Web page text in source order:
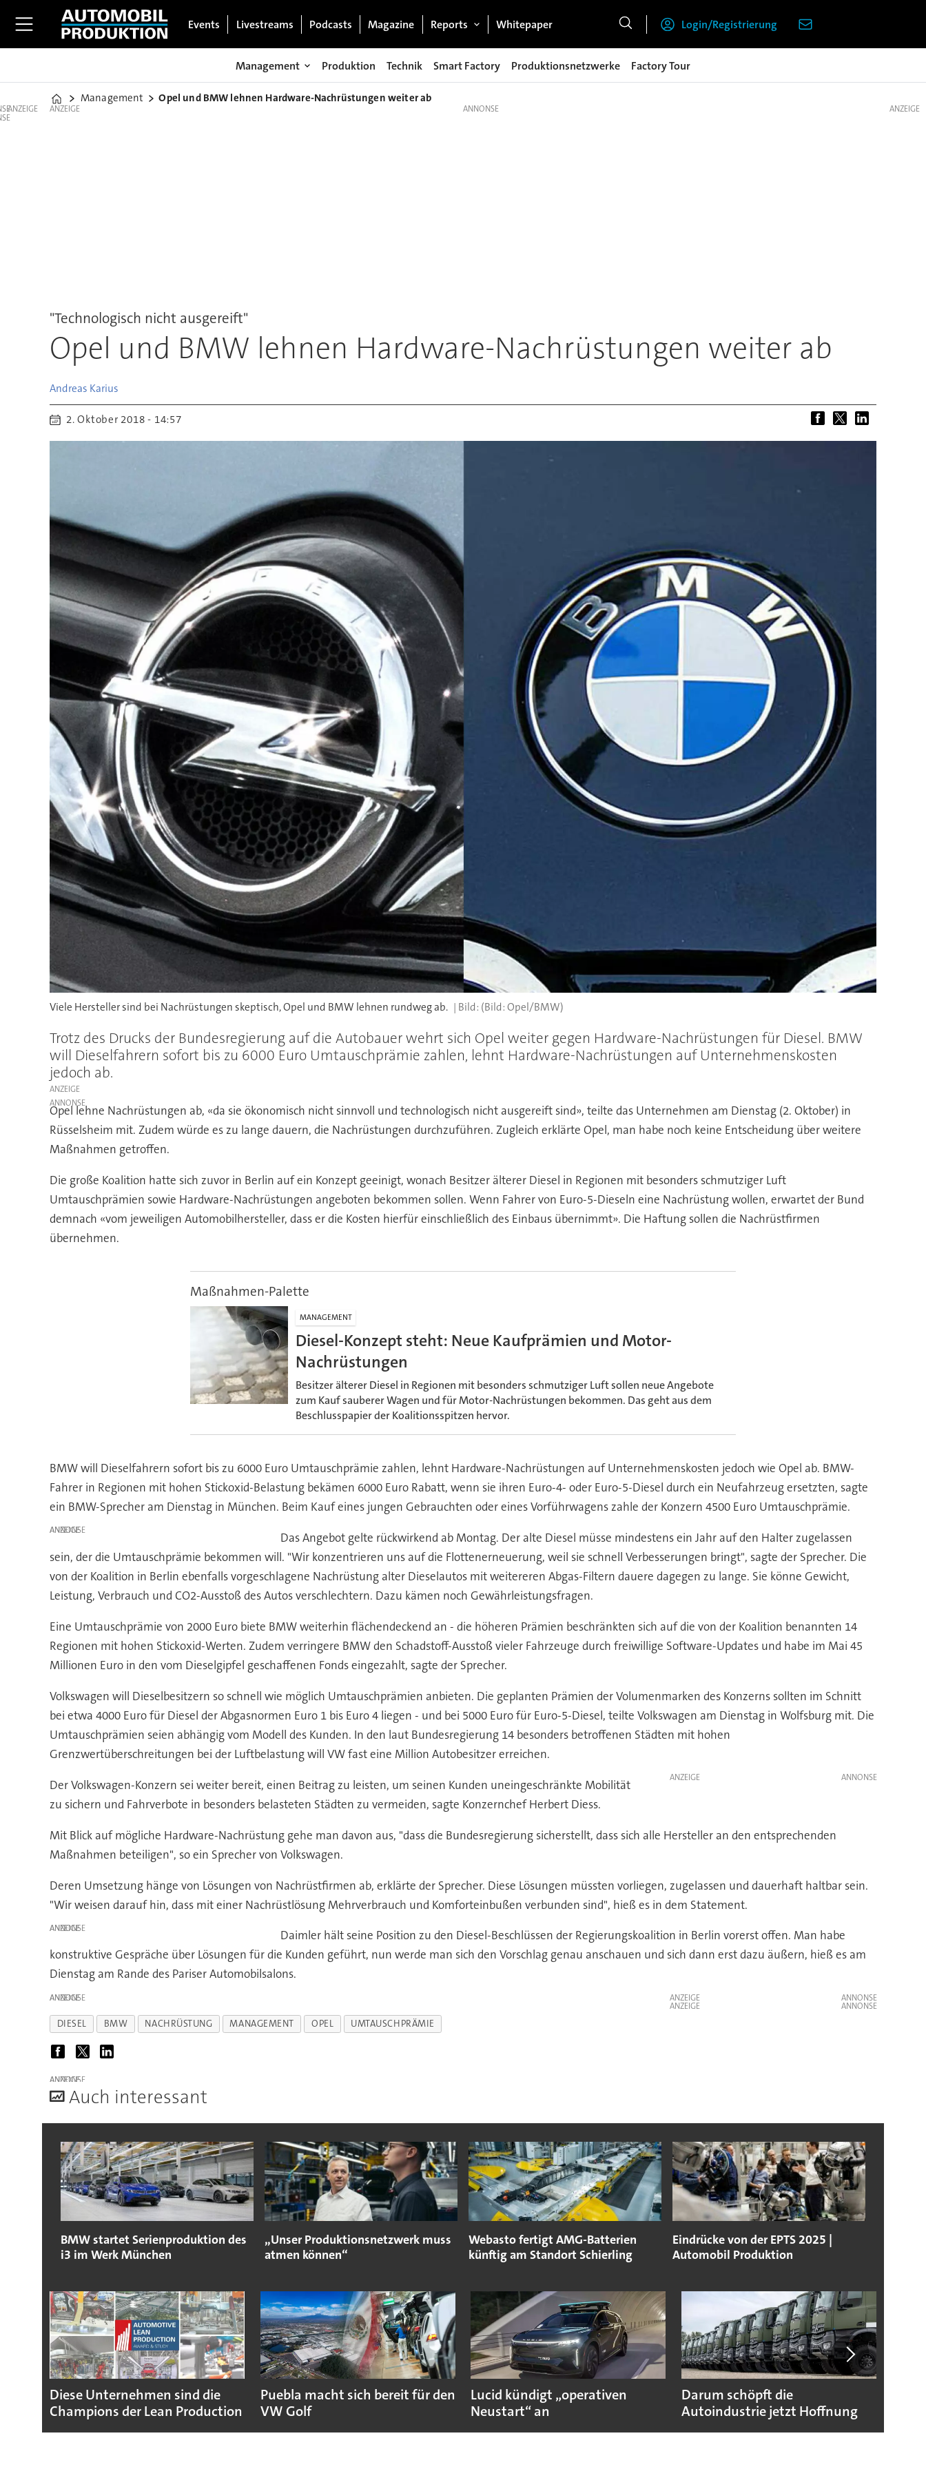
Events Livestreams Podcasts Magazine Reports Whitepaper Login/Registrierung
Management Produktion Technik Smart Factory Produktionsnetzwerke Factory Tour
Home
Management Opel und BMW lehnen Hardware-Nachrüstungen weiter ab
ANZEIGE ANZEIGE
"Technologisch nicht ausgereift"
Opel und BMW lehnen Hardware-Nachrüstungen weiter ab
Andreas Karius
2. Oktober 2018 - 14:57
Viele Hersteller sind bei Nachrüstungen skeptisch, Opel und BMW lehnen rundweg ab. (Bild: Opel/BMW)
Trotz des Drucks der Bundesregierung auf die Autobauer wehrt sich Opel weiter gegen Hardware-Nachrüstungen für Diesel. BMW
will Dieselfahrern sofort bis zu 6000 Euro Umtauschprämie zahlen, lehnt Hardware-Nachrüstungen auf Unternehmenskosten
jedoch ab.
ANZEIGE
Opel lehne Nachrüstungen ab, «da sie ökonomisch nicht sinnvoll und technologisch nicht ausgereift sind», teilte das Unternehmen am Dienstag (2. Oktober) in
Rüsselsheim mit. Zudem würde es zu lange dauern, die Nachrüstungen durchzuführen. Zugleich erklärte Opel, man habe noch keine Entscheidung über weitere
Maßnahmen getroffen.
Die große Koalition hatte sich zuvor in Berlin auf ein Konzept geeinigt, wonach Besitzer älterer Diesel in Regionen mit besonders schmutziger Luft
Umtauschprämien sowie Hardware-Nachrüstungen angeboten bekommen sollen. Wenn Fahrer von Euro-5-Dieseln eine Nachrüstung wollen, erwartet der Bund
demnach «vom jeweiligen Automobilhersteller, dass er die Kosten hierfür einschließlich des Einbaus übernimmt». Die Haftung sollen die Nachrüstfirmen
übernehmen.
Maßnahmen-Palette
MANAGEMENT
Diesel-Konzept steht: Neue Kaufprämien und Motor-
Nachrüstungen
Besitzer älterer Diesel in Regionen mit besonders schmutziger Luft sollen neue Angebote
zum Kauf sauberer Wagen und für Motor-Nachrüstungen bekommen. Das geht aus dem
Beschlusspapier der Koalitionsspitzen hervor.
BMW will Dieselfahrern sofort bis zu 6000 Euro Umtauschprämie zahlen, lehnt Hardware-Nachrüstungen auf Unternehmenskosten jedoch wie Opel ab. BMW-
Fahrer in Regionen mit hohen Stickoxid-Belastung bekämen 6000 Euro Rabatt, wenn sie ihren Euro-4- oder Euro-5-Diesel durch ein Neufahrzeug ersetzten, sagte
ein BMW-Sprecher am Dienstag in München. Beim Kauf eines jungen Gebrauchten oder eines Vorführwagens zahle der Konzern 4500 Euro Umtauschprämie.
ANZEIGE
Das Angebot gelte rückwirkend ab Montag. Der alte Diesel müsse mindestens ein Jahr auf den Halter zugelassen
sein, der die Umtauschprämie bekommen will. "Wir konzentrieren uns auf die Flottenerneuerung, weil sie schnell Verbesserungen bringt", sagte der Sprecher. Die
von der Koalition in Berlin ebenfalls vorgeschlagene Nachrüstung alter Dieselautos mit weitereren Abgas-Filtern dauere dagegen zu lange. Sie könne Gewicht,
Leistung, Verbrauch und CO2-Ausstoß des Autos verschlechtern. Dazu kämen noch Gewährleistungsfragen.
Eine Umtauschprämie von 2000 Euro biete BMW weiterhin flächendeckend an - die höheren Prämien beschränkten sich auf die von der Koalition benannten 14
Regionen mit hohen Stickoxid-Werten. Zudem verringere BMW den Schadstoff-Ausstoß vieler Fahrzeuge durch freiwillige Software-Updates und habe im Mai 45
Millionen Euro in den vom Dieselgipfel geschaffenen Fonds eingezahlt, sagte der Sprecher.
Volkswagen will Dieselbesitzern so schnell wie möglich Umtauschprämien anbieten. Die geplanten Prämien der Volumenmarken des Konzerns sollten im Schnitt
bei etwa 4000 Euro für Diesel der Abgasnormen Euro 1 bis Euro 4 liegen - und bei 5000 Euro für Euro-5-Diesel, teilte Volkswagen am Dienstag in Wolfsburg mit. Die
Umtauschprämien seien abhängig vom Modell des Kunden. In den laut Bundesregierung 14 besonders betroffenen Städten mit hohen
Grenzwertüberschreitungen bei der Luftbelastung will VW fast eine Million Autobesitzer erreichen.
ANZEIGE
Der Volkswagen-Konzern sei weiter bereit, einen Beitrag zu leisten, um seinen Kunden uneingeschränkte Mobilität
zu sichern und Fahrverbote in besonders belasteten Städten zu vermeiden, sagte Konzernchef Herbert Diess.
Mit Blick auf mögliche Hardware-Nachrüstung gehe man davon aus, "dass die Bundesregierung sicherstellt, dass sich alle Hersteller an den entsprechenden
Maßnahmen beteiligen", so ein Sprecher von Volkswagen.
Deren Umsetzung hänge von Lösungen von Nachrüstfirmen ab, erklärte der Sprecher. Diese Lösungen müssten vorliegen, zugelassen und dauerhaft haltbar sein.
"Wir weisen darauf hin, dass mit einer Nachrüstlösung Mehrverbrauch und Komforteinbußen verbunden sind", hieß es in dem Statement.
ANZEIGE
Daimler hält seine Position zu den Diesel-Beschlüssen der Regierungskoalition in Berlin vorerst offen. Man habe
konstruktive Gespräche über Lösungen für die Kunden geführt, nun werde man sich den Vorschlag genau anschauen und sich dann erst dazu äußern, hieß es am
Dienstag am Rande des Pariser Automobilsalons.
ANZEIGE
ANZEIGE
ANZEIGE
DIESEL BMW NACHRÜSTUNG MANAGEMENT OPEL UMTAUSCHPRÄMIE
ANZEIGE
Auch interessant
BMW startet Serienproduktion des
i3 im Werk München
„Unser Produktionsnetzwerk muss
atmen können“
Webasto fertigt AMG-Batterien
künftig am Standort Schierling
Eindrücke von der EPTS 2025 |
Automobil Produktion
Diese Unternehmen sind die
Champions der Lean Production
Puebla macht sich bereit für den
VW Golf
Lucid kündigt „operativen
Neustart“ an
Darum schöpft die
Autoindustrie jetzt Hoffnung
ANZEIGE